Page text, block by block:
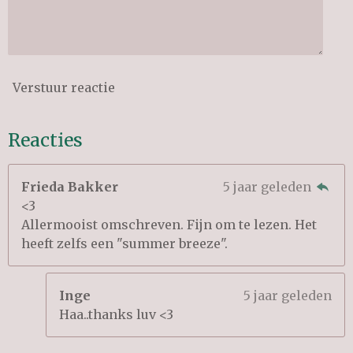
Verstuur reactie
Reacties
Frieda Bakker
5 jaar geleden
<3
Allermooist omschreven. Fijn om te lezen. Het
heeft zelfs een "summer breeze".
Inge
5 jaar geleden
Haa..thanks luv <3